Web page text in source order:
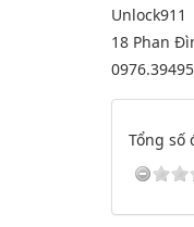
Unlock911
18 Phan
Tổng số